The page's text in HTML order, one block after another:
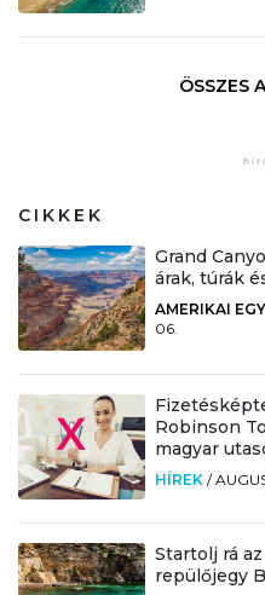
ÖSSZES
CIKKEK
Grand
árak, túrák
AMERIKAI
06.
Robinson
magyar
HÍREK /
Startolj rá
repülőjegy